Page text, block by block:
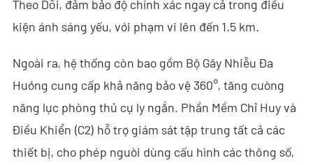
- - ND-SV007 Hệ Thống Ra-đa Xuyên Tường 2D Cầm Tay
- - ND-SV009 Hệ Thống Ra-đa 3D Nhìn Xuyên Tường Di Động
- Hệ Thống Chặn Wi-Fi
- - ND-IM005 Hệ Thống Chặn Wi-Fi Tiêu Chuẩn
- Robot An Ninh Thông Minh
Theo Dõi, đảm bảo độ chính xác ngay cả trong điều
kiện ánh sáng yếu, với phạm vi lên đến 1.5 km.
Ngoài ra, hệ thống còn bao gồm Bộ Gây Nhiễu Đa
Hướng cung cấp khả năng bảo vệ 360°, tăng cường
năng lực phòng thủ cự ly ngắn. Phần Mềm Chỉ Huy và
Điều Khiển (C2) hỗ trợ giám sát tập trung tất cả các
thiết bị, cho phép người dùng cấu hình các thông số,